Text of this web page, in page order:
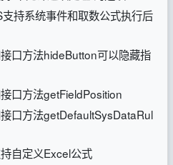
持系统事件和取数公式执行后
口方法hideButton可以隐藏指
口方法getFieldPosition
口方法getDefaultSysDataRul
自定义Excel公式